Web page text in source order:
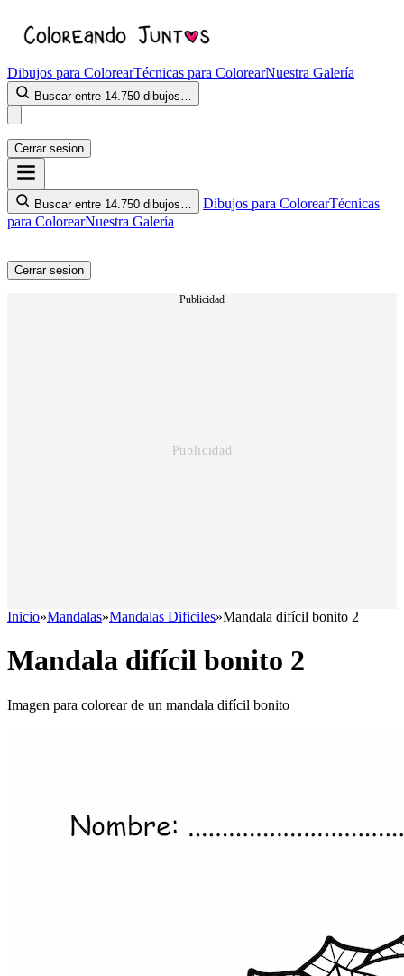
Dibujos para ColorearTécnicas para ColorearNuestra Galería
Buscar entre 14.750 dibujos…
Cerrar sesion
Buscar entre 14.750 dibujos… Dibujos para ColorearTécnicas
para ColorearNuestra Galería
Cerrar sesion
Publicidad
Inicio»Mandalas»Mandalas Dificiles»Mandala difícil bonito 2
Mandala difícil bonito 2
Imagen para colorear de un mandala difícil bonito